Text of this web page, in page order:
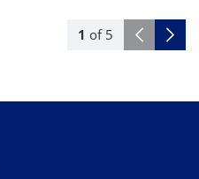
1 of 5